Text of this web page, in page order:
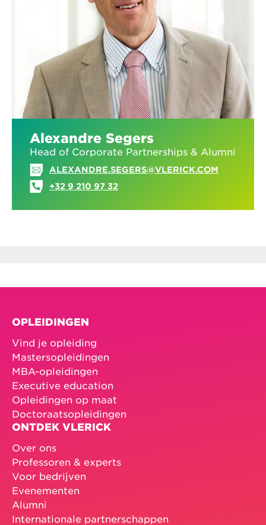
Alexandre Segers
Head of Corporate Partnerships & Alumni
ALEXANDRE.SEGERS@VLERICK.COM
+32 9 210 97 32
OPLEIDINGEN
Vind je opleiding
Mastersopleidingen
MBA-opleidingen
Executive education
Opleidingen op maat
Doctoraatsopleidingen
ONTDEK VLERICK
Over ons
Professoren & experts
Voor bedrijven
Evenementen
Alumni
Internationale partnerschappen